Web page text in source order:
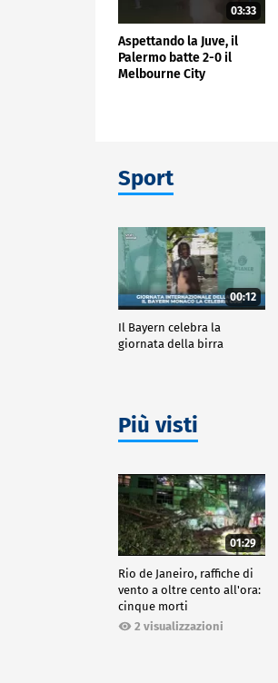
03:33
Aspettando la Juve, il
Palermo batte 2-0 il
Melbourne City
Sport
00:12
Il Bayern celebra la
giornata della birra
Più visti
01:29
Rio de Janeiro, raffiche di
vento a oltre cento all'ora:
cinque morti
2 visualizzazioni